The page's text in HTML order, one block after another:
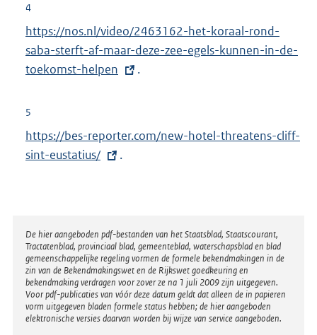
l
i
n
k
4
E
x
t
r
e
l
:
https://nos.nl/video/2463162-het-koraal-rond-
saba-sterft-af-maar-deze-zee-egels-kunnen-in-de-
toekomst-helpen
.
5
E
x
n
e
l
i
n
k
https://bes-reporter.com/new-hotel-threatens-cliff-
sint-eustatius/
.
Disclaimer
De hier aangeboden pdf-bestanden van het Staatsblad, Staatscourant,
Tractatenblad, provinciaal blad, gemeenteblad, waterschapsblad en blad
gemeenschappelijke regeling vormen de formele bekendmakingen in de
zin van de Bekendmakingswet en de Rijkswet goedkeuring en
bekendmaking verdragen voor zover ze na 1 juli 2009 zijn uitgegeven.
Voor pdf-publicaties van vóór deze datum geldt dat alleen de in papieren
vorm uitgegeven bladen formele status hebben; de hier aangeboden
elektronische versies daarvan worden bij wijze van service aangeboden.